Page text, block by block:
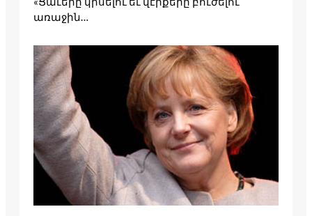
առաջին…